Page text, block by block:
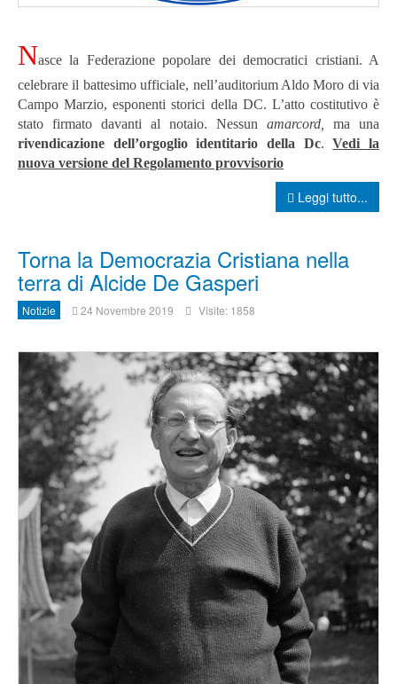
Nasce la Federazione popolare dei democratici cristiani. A
celebrare il battesimo ufficiale, nell’auditorium Aldo Moro di via
Campo Marzio, esponenti storici della DC. L’atto costitutivo è
stato firmato davanti al notaio. Nessun amarcord,
ma una
rivendicazione dell’orgoglio identitario della Dc.Vedi la
nuova versione del Regolamento provvisorio
Leggi tutto...
Torna la Democrazia Cristiana nella
terra di Alcide De Gasperi
Notizie 24 Novembre 2019 Visite: 1858